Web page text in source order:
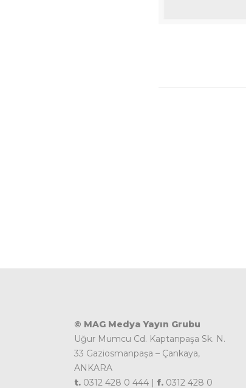
© MAG Medya Yayın Grubu
Uğur Mumcu Cd. Kaptanpaşa Sk. N.
33 Gaziosmanpaşa – Çankaya,
ANKARA
t. 0312 428 0 444 | f. 0312 428 0